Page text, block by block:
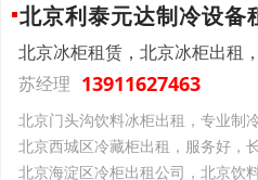
北京利泰元达制冷设备
北京冰柜租赁，北京冰柜出租
苏经理 13911627463
北京门头沟饮料冰柜出租，专业制
北京西城区冷藏柜出租，服务好，
北京海淀区冷柜出租公司，北京饮